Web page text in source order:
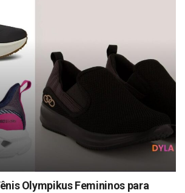
Olympikus Femininos para